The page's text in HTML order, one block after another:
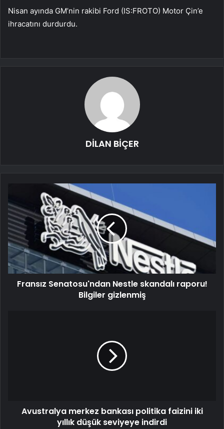
Nisan ayında GM’nin rakibi Ford (IS:FROTO) Motor Çin’e
ihracatını durdurdu.
DİLAN BİÇER
Fransız Senatosu'ndan Nestle skandalı raporu!
Bilgiler gizlenmiş
Avustralya merkez bankası politika faizini iki
yıllık düşük seviyeye indirdi